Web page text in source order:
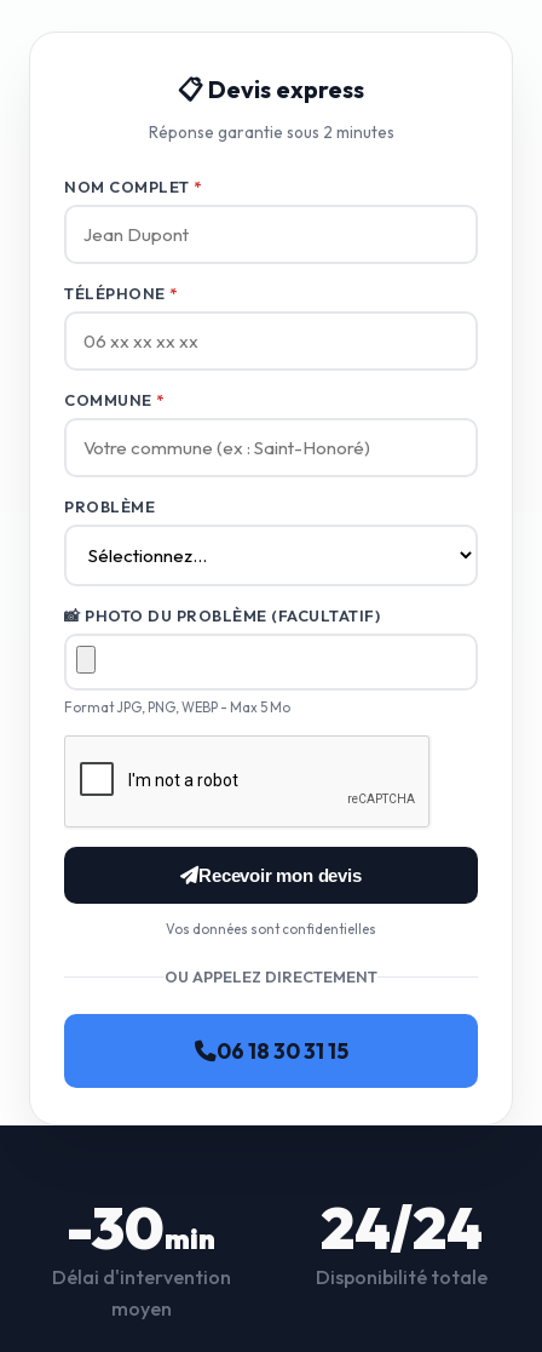
📋 Devis express
Réponse garantie sous 2 minutes
NOM COMPLET *
TÉLÉPHONE *
COMMUNE *
PROBLÈME
📸 PHOTO DU PROBLÈME (FACULTATIF)
Format JPG, PNG, WEBP - Max 5 Mo
Recevoir mon devis
Vos données sont confidentielles
OU APPELEZ DIRECTEMENT
06 18 30 31 15
-30min
Délai d'intervention
moyen
24/24
Disponibilité totale